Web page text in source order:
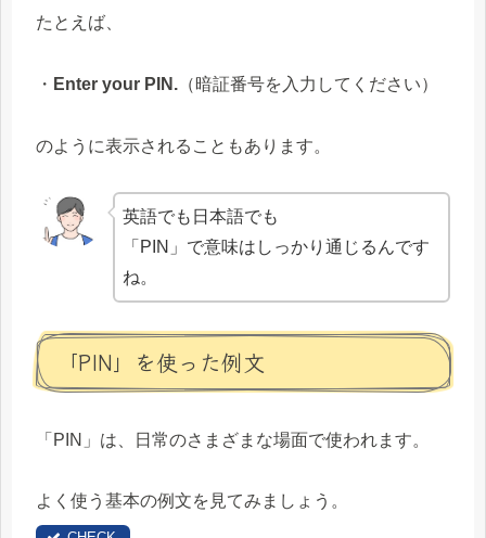
たとえば、
・ Enter your PIN. （暗証番号を入力してください）
のように表示されることもあります。
英語でも日本語でも
「PIN」で意味はしっかり通じるんです
ね。
「PIN」を使った例文
「PIN」は、日常のさまざまな場面で使われます。
よく使う基本の例文を見てみましょう。